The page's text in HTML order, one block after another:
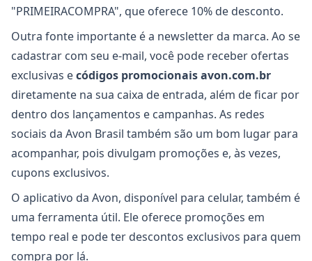
"PRIMEIRACOMPRA", que oferece 10% de desconto.
Outra fonte importante é a newsletter da marca. Ao se
cadastrar com seu e-mail, você pode receber ofertas
exclusivas ecódigos promocionais avon.com.br
diretamente na sua caixa de entrada, além de ficar por
dentro dos lançamentos e campanhas. As redes
sociais da Avon Brasil também são um bom lugar para
acompanhar, pois divulgam promoções e, às vezes,
cupons exclusivos.
O aplicativo da Avon, disponível para celular, também é
uma ferramenta útil. Ele oferece promoções em
tempo real e pode ter descontos exclusivos para quem
compra por lá.